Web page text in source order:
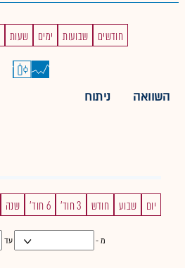
חודשים שבועות ימים שעות
השוואה ניתוח
יום שבוע חודש 3 חוד' 6 חוד' שנה
מ - עד